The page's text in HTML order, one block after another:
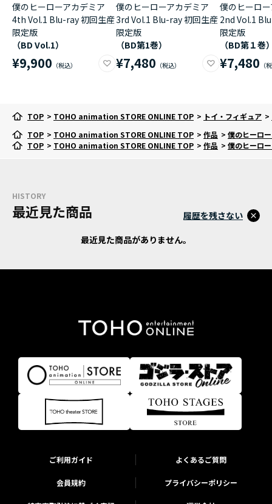
僕のヒーローアカデミア
4th Vol.1 Blu-ray 初回生産
限定版
（BD Vol.1）
¥9,900
僕のヒーローアカデミア
3rd Vol.1 Blu-ray 初回生産
限定版
（BD第1巻）
¥7,480
僕のヒーロ
2nd Vol.1
限定版
（BD第１巻
¥7,480
TOP > TOHO animation STORE ONLINE TOP > トイ・フィギュア >
TOP > TOHO animation STORE ONLINE TOP > 作品 > 僕のヒーロ
TOP > TOHO animation STORE ONLINE TOP > 作品 > 僕のヒーロ
HISTORY
最近見た商品
最近見た商品がありません。
履歴を残さない
ご利用ガイド よくあるご質問
会員規約 プライバシーポリシー